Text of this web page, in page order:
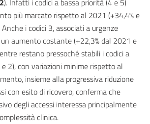
). Infatti i codici a bassa priorità (4 e 5)
più marcato rispetto al 2021 (+34,4% e
Anche i codici 3, associati a urgenze
aumento costante (+22,3% dal 2021 e
restano pressoché stabili i codici a
2), con variazioni minime rispetto al
insieme alla progressiva riduzione
con esito di ricovero, conferma che
degli accessi interessa principalmente
clinica.